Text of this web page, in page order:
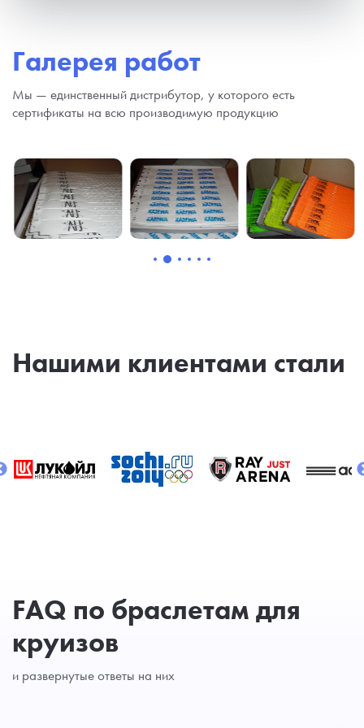
Галерея работ
Мы — единственный дистрибутор, у которого есть
сертификаты на всю производимую продукцию
Нашими клиентами стали
FAQ по браслетам для
круизов
и развернутые ответы на них